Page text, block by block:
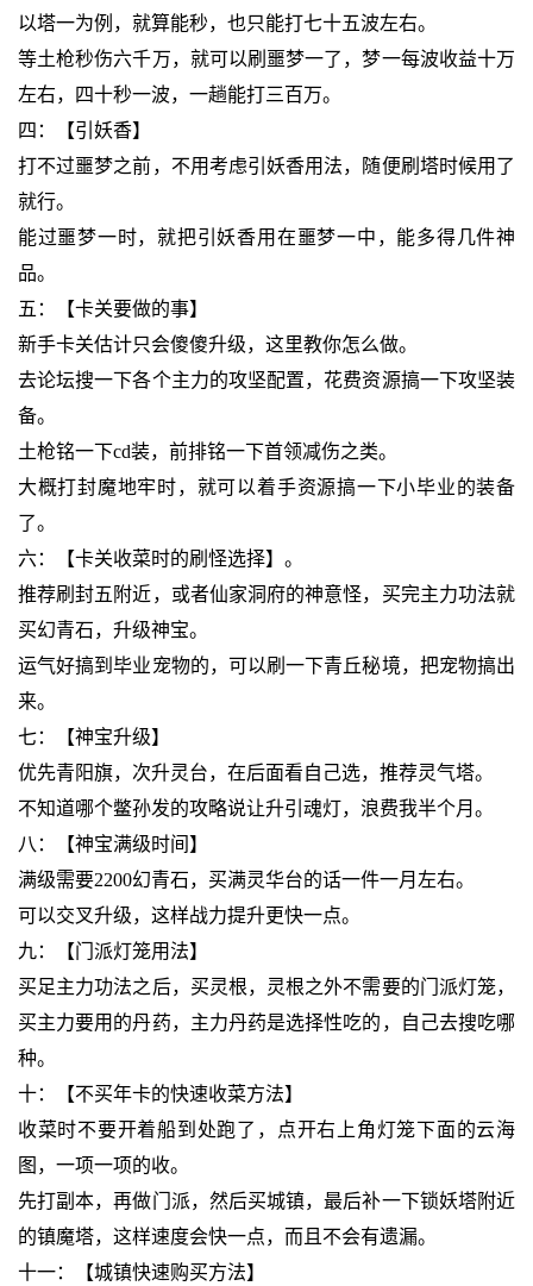
以塔一为例，就算能秒，也只能打七十五波左右。
等土枪秒伤六千万，就可以刷噩梦一了，梦一每波收益十万
左右，四十秒一波，一趟能打三百万。
四：【引妖香】
打不过噩梦之前，不用考虑引妖香用法，随便刷塔时候用了
就行。
能过噩梦一时，就把引妖香用在噩梦一中，能多得几件神
品。
五：【卡关要做的事】
新手卡关估计只会傻傻升级，这里教你怎么做。
去论坛搜一下各个主力的攻坚配置，花费资源搞一下攻坚装
备。
土枪铭一下cd装，前排铭一下首领减伤之类。
大概打封魔地牢时，就可以着手资源搞一下小毕业的装备
了。
六：【卡关收菜时的刷怪选择】。
推荐刷封五附近，或者仙家洞府的神意怪，买完主力功法就
买幻青石，升级神宝。
运气好搞到毕业宠物的，可以刷一下青丘秘境，把宠物搞出
来。
七：【神宝升级】
优先青阳旗，次升灵台，在后面看自己选，推荐灵气塔。
不知道哪个鳖孙发的攻略说让升引魂灯，浪费我半个月。
八：【神宝满级时间】
满级需要2200幻青石，买满灵华台的话一件一月左右。
可以交叉升级，这样战力提升更快一点。
九：【门派灯笼用法】
买足主力功法之后，买灵根，灵根之外不需要的门派灯笼，
买主力要用的丹药，主力丹药是选择性吃的，自己去搜吃哪
种。
十：【不买年卡的快速收菜方法】
收菜时不要开着船到处跑了，点开右上角灯笼下面的云海
图，一项一项的收。
先打副本，再做门派，然后买城镇，最后补一下锁妖塔附近
的镇魔塔，这样速度会快一点，而且不会有遗漏。
十一：【城镇快速购买方法】